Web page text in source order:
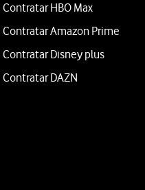
Contratar HBO Max
Contratar Amazon Prime
Contratar Disney plus
Contratar DAZN